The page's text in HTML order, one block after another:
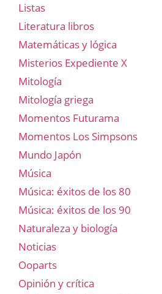
Listas
Literatura libros
Matemáticas y lógica
Misterios Expediente X
Mitología
Mitología griega
Momentos Futurama
Momentos Los Simpsons
Mundo Japón
Música
Música: éxitos de los 80
Música: éxitos de los 90
Naturaleza y biología
Noticias
Ooparts
Opinión y crítica